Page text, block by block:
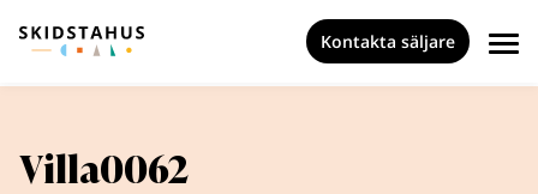
Kontakta säljare
Villa0062